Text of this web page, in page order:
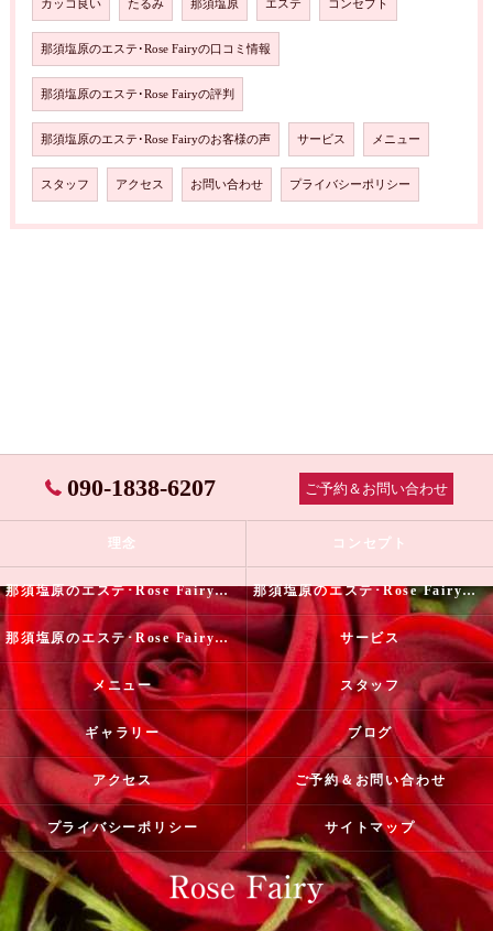
カッコ良い たるみ 那須塩原 エステ コンセプト
那須塩原のエステ･Rose Fairyの口コミ情報
那須塩原のエステ･Rose Fairyの評判
那須塩原のエステ･Rose Fairyのお客様の声 サービス メニュー
スタッフ アクセス お問い合わせ プライバシーポリシー
090-1838-6207 ご予約＆お問い合わせ
理念 コンセプト
那須塩原のエステ･Rose Fairyの口コミ情報 那須塩原のエステ･Rose Fairyの評判
那須塩原のエステ･Rose Fairyのお客様の声 サービス
メニュー スタッフ
ギャラリー ブログ
アクセス ご予約＆お問い合わせ
プライバシーポリシー サイトマップ